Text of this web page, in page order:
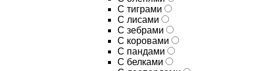
С тиграми
С лисами
С зебрами
С коровами
С пандами
С белками